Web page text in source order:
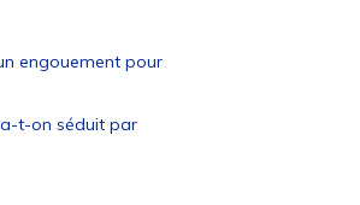
engouement pour
t-on séduit par